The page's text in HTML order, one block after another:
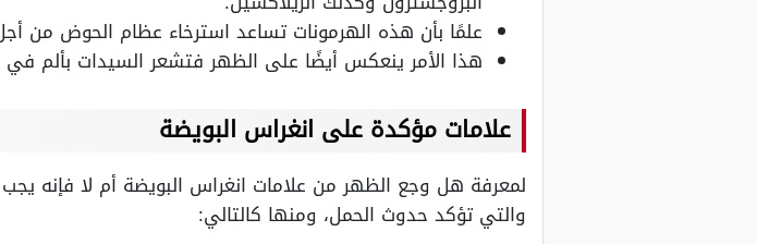
علمًا بأن هذه الهرمونات تساعد استرخاء عظام الحوض من
هذا الأمر ينعكس أيضًا على الظهر فتشعر السيدات بألم
علامات مؤكدة على انغراس البويضة
لمعرفة هل وجع الظهر من علامات انغراس البويضة أم لا فإنه يجب
والتي تؤكد حدوث الحمل، ومنها كالتالي: